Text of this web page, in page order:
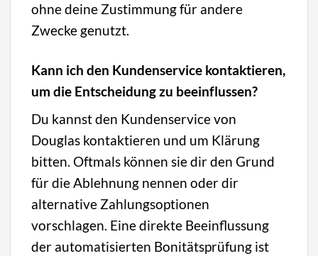
ohne deine Zustimmung für andere
Zwecke genutzt.
Kann ich den Kundenservice kontaktieren,
um die Entscheidung zu beeinflussen?
Du kannst den Kundenservice von
Douglas kontaktieren und um Klärung
bitten. Oftmals können sie dir den Grund
für die Ablehnung nennen oder dir
alternative Zahlungsoptionen
vorschlagen. Eine direkte Beeinflussung
der automatisierten Bonitätsprüfung ist